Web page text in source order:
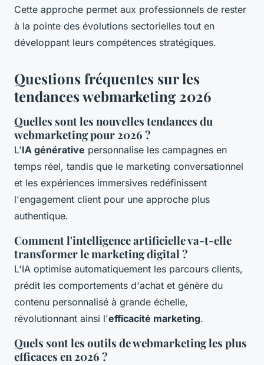
Cette approche permet aux professionnels de rester
à la pointe des évolutions sectorielles tout en
développant leurs compétences stratégiques.
Questions fréquentes sur les
tendances webmarketing 2026
Quelles sont les nouvelles tendances du
webmarketing pour 2026 ?
L'IA générative personnalise les campagnes en
temps réel, tandis que le marketing conversationnel
et les expériences immersives redéfinissent
l'engagement client pour une approche plus
authentique.
Comment l'intelligence artificielle va-t-elle
transformer le marketing digital ?
L'IA optimise automatiquement les parcours clients,
prédit les comportements d'achat et génère du
contenu personnalisé à grande échelle,
révolutionnant ainsi l'efficacité marketing.
Quels sont les outils de webmarketing les plus
efficaces en 2026 ?